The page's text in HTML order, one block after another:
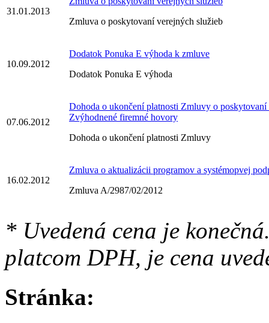
31.01.2013
Zmluva o poskytovaní verejných služieb
10.09.2012
Dodatok Ponuka E výhoda k zmluve
Dodatok Ponuka E výhoda
07.06.2012
Dohoda o ukončení platnosti Zmluvy o
Zvýhodnené firemné hovory
Dohoda o ukončení platnosti Zmluvy
16.02.2012
Zmluva o aktualizácii programov a systémopvej
Zmluva A/2987/02/2012
* Uvedená cena je
platcom DPH, je cena
Stránka: